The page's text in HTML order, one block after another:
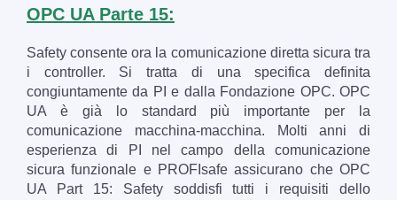
OPC UA Parte 15:
Safety consente ora la comunicazione diretta sicura tra
i controller. Si tratta di una specifica definita
congiuntamente da PI e dalla Fondazione OPC. OPC
UA è già lo standard più importante per la
comunicazione macchina-macchina. Molti anni di
esperienza di PI nel campo della comunicazione
sicura funzionale e PROFIsafe assicurano che OPC
UA Part 15: Safety soddisfi tutti i requisiti dello